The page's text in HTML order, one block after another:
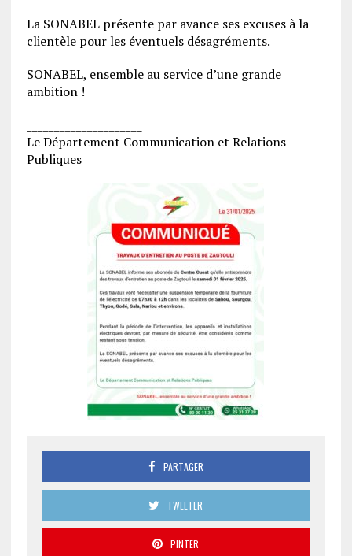
La SONABEL présente par avance ses excuses à la
clientèle pour les éventuels désagréments.
SONABEL, ensemble au service d’une grande
ambition !
Le Département Communication et Relations
Publiques
PARTAGER
TWEETER
PINTER